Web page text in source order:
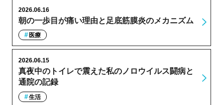
朝の一歩目が痛い理由と足底筋膜炎のメカニズム
2026.06.16
医療
真夜中のトイレで震えた私のノロウイルス闘病と
通院の記録
2026.06.15
生活